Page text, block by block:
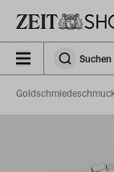
SuchenSuchen